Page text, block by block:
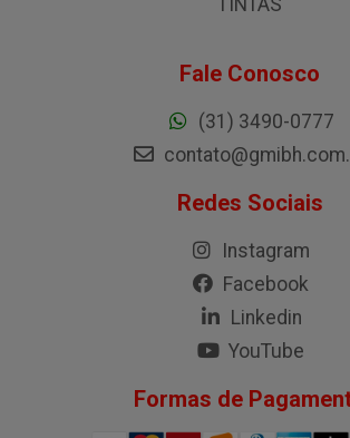
Fale Conosco
(31) 3490-0777
Redes Sociais
Instagram
Facebook
Linkedin
YouTube
Formas de